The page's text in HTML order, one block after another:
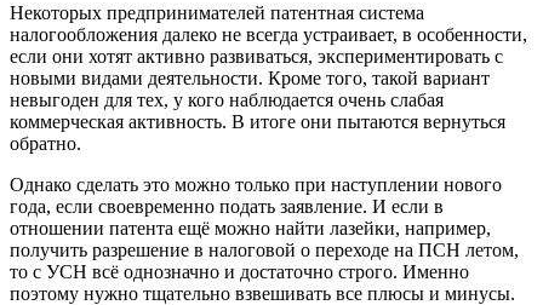
Некоторых предпринимателей патентная система
налогообложения далеко не всегда устраивает, в особенности,
если они хотят активно развиваться, экспериментировать с
новыми видами деятельности. Кроме того, такой вариант
невыгоден для тех, у кого наблюдается очень слабая
коммерческая активность. В итоге они пытаются вернуться
обратно.
Однако сделать это можно только при наступлении нового
года, если своевременно подать заявление. И если в
отношении патента ещё можно найти лазейки, например,
получить разрешение в налоговой о переходе на ПСН летом,
то с УСН всё однозначно и достаточно строго. Именно
поэтому нужно тщательно взвешивать все плюсы и минусы.